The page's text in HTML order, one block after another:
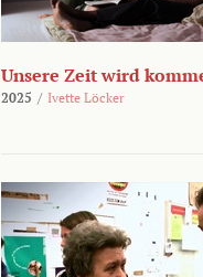
Unsere Zeit wird
2025 / Ivette Löcker